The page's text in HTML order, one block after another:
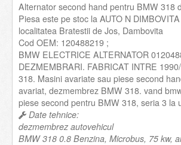
Alternator second hand pentru BMW 318
Piesa este pe stoc la AUTO N
localitatea Bratestii de Jos, Dambovita
Cod OEM: 120488219 ;
BMW ELECTRICE ALTERNATOR
DEZMEMBRARI. FABRICAT INTRE
318. Masini avariate sau piese second
avariat, dezmembrez BMW 318. vand
piese second pentru BMW 318, seria 3 la
Date tehnice:
dezmembrez autovehicul
BMW 318 0.8 Benzina, Microbus, 75 kw,